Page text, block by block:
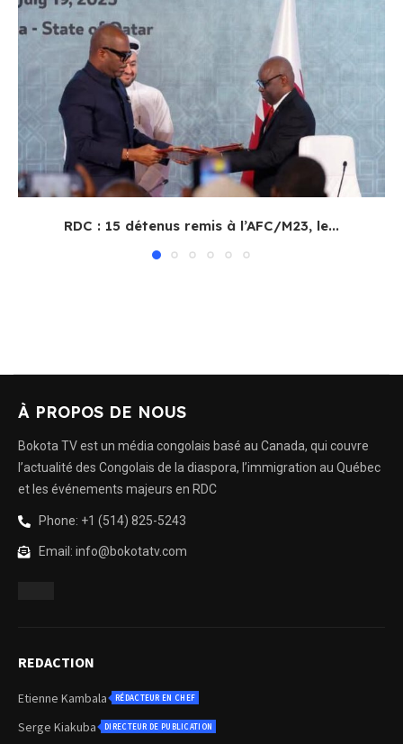
RDC : 15 détenus remis à l’AFC/M23, le...
À PROPOS DE NOUS
Bokota TV est un média congolais basé au Canada, qui couvre
l’actualité des Congolais de la diaspora, l’immigration au Québec
et les événements majeurs en RDC
Phone: +1 (514) 825-5243
Email: info@bokotatv.com
REDACTION
Etienne Kambala RÉDACTEUR EN CHEF
Serge Kiakuba DIRECTEUR DE PUBLICATION